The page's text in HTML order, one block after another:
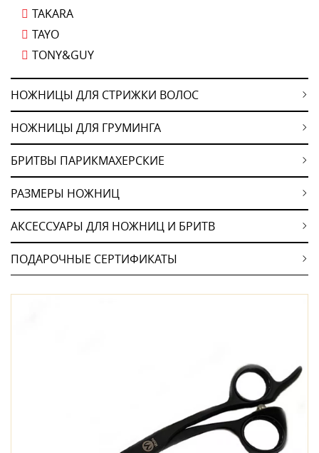
TAKARA
TAYO
TONY&GUY
НОЖНИЦЫ ДЛЯ СТРИЖКИ ВОЛОС
НОЖНИЦЫ ДЛЯ ГРУМИНГА
БРИТВЫ ПАРИКМАХЕРСКИЕ
РАЗМЕРЫ НОЖНИЦ
АКСЕССУАРЫ ДЛЯ НОЖНИЦ И БРИТВ
ПОДАРОЧНЫЕ СЕРТИФИКАТЫ